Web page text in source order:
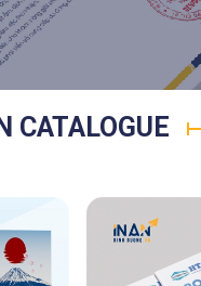
CATALOGUE